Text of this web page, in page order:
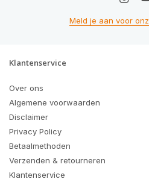
Meld je aan voor
Klantenservice
Over ons
Algemene voorwaarden
Disclaimer
Privacy Policy
Betaalmethoden
Verzenden & retourneren
Klantenservice